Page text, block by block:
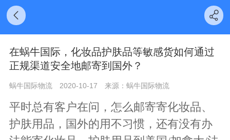
在蜗牛国际，化妆品护肤品等敏感货如何通过
正规渠道安全地邮寄到国外？
蜗牛国际物流 2020-10-17 来源：蜗牛国际物流
平时总有客户在问，怎么邮寄寄化妆品、
护肤用品，国外的用不习惯，还有没有办